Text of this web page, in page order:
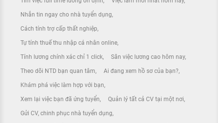
Nhắn tin ngay cho nhà tuyển dụng
Cách tính trợ cấp thất nghiệp
Tự tính thuế thu nhập cá nhân online
Tính lương chính xác chỉ 1 click Săn việc lương cao hôm nay
Theo dõi NTD bạn quan tâm Ai đang xem hồ sơ của bạn?
Khám phá việc làm hợp với bạn
Xem lại việc bạn đã ứng tuyển Quản lý tất cả CV tại một nơi
Gửi CV, chinh phục nhà tuyển dụng